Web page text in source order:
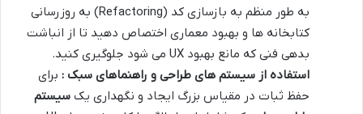
به طور منظم به بازسازی کد (Refactoring) به روزرسانی
کتابخانه ها و بهبود معماری اختصاص دهید تا از انباشت
بدهی فنی که مانع بهبود UX می شود جلوگیری کنید.
استفاده از سیستم های طراحی و راهنماهای سبک : برای
حفظ ثبات در مقیاس بزرگ ایجاد و نگهداری یک سیستم